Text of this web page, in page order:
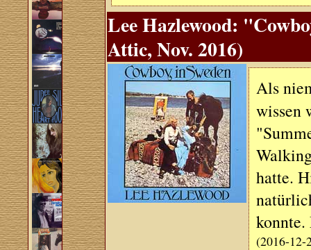
Lee Hazlewood:
Attic, Nov. 2016)
Als
wissen
hatte.
konnte.
(2016-12-